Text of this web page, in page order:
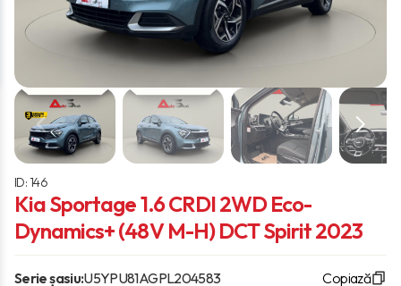
ID: 146
Kia Sportage 1.6 CRDI 2WD Eco-
Dynamics+ (48V M-H) DCT Spirit 2023
Serie șasiu:U5YPU81AGPL204583 Copiază